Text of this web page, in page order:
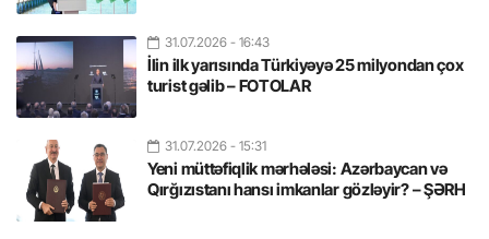
31.07.2026 - 16:43
İlin ilk yarısında Türkiyəyə 25 milyondan çox
turist gəlib – FOTOLAR
31.07.2026 - 15:31
Yeni müttəfiqlik mərhələsi: Azərbaycan və
Qırğızıstanı hansı imkanlar gözləyir? – ŞƏRH